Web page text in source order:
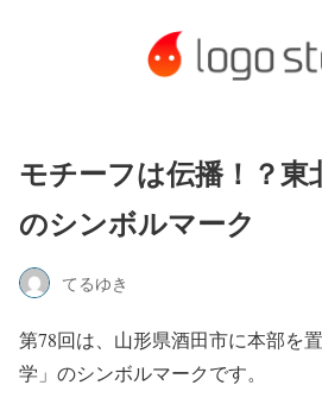
モチーフは伝播！？東
のシンボルマーク
てるゆき
第78回は、山形県酒田市に本部を
学」のシンボルマークです。